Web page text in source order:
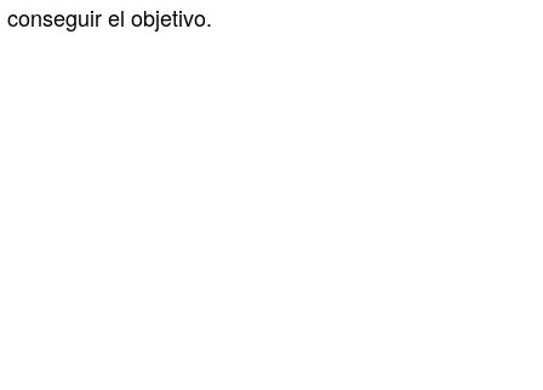
conseguir el objetivo.